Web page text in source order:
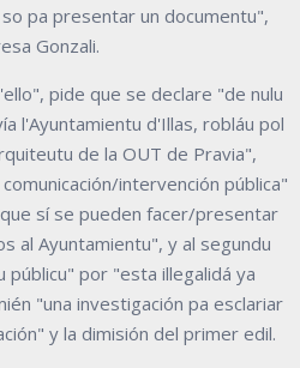
pa presentar un documentu",
Gonzali.
pide que se declare "de nulu
l'Ayuntamientu d'Illas, robláu pol
de la OUT de Pravia",
intervención pública"
sí se pueden facer/presentar
al Ayuntamientu", y al segundu
públicu" por "esta illegalidá ya
"una investigación pa esclariar
y la dimisión del primer edil.